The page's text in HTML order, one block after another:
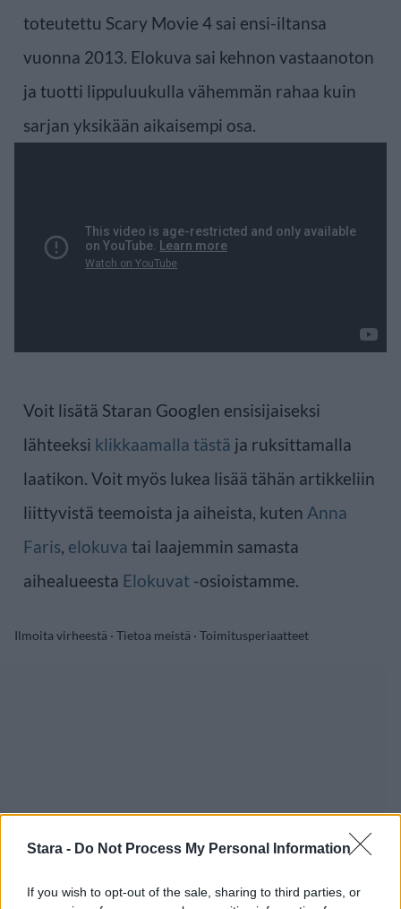
Stara - Do Not Process My Personal Information
If you wish to opt-out of the sale, sharing to third parties, or
toteutettu Scary Movie 4 sai ensi-iltansa
vuonna 2013. Elokuva sai kehnon vastaanoton
ja tuotti lippuluukulla vähemmän rahaa kuin
sarjan yksikään aikaisempi osa.
Voit lisätä Staran Googlen ensisijaiseksi
lähteeksi klikkaamalla tästä ja ruksittamalla
laatikon. Voit myös lukea lisää tähän artikkeliin
liittyvistä teemoista ja aiheista, kuten Anna
Faris, elokuva tai laajemmin samasta
aihealueesta Elokuvat -osioistamme.
Ilmoita virheestä · Tietoa meistä · Toimitusperiaatteet